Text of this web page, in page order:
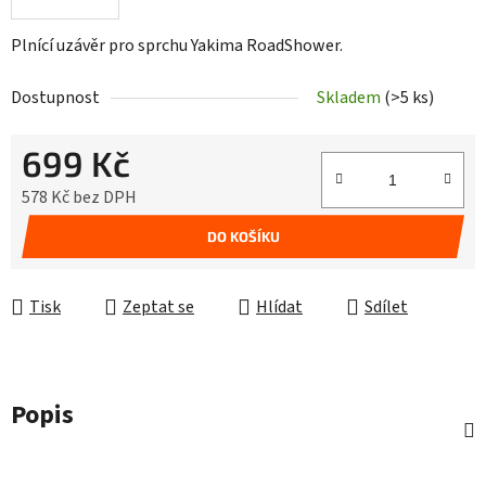
Plnící uzávěr pro sprchu Yakima RoadShower.
Dostupnost Skladem (>5 ks)
699 Kč
578 Kč bez DPH
Měrná cena:
DO KOŠÍKU
Tisk Zeptat se Hlídat Sdílet
Popis